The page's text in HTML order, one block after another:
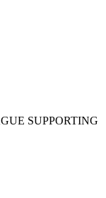
SUPPORTING